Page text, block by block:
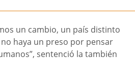
un cambio, un país distinto
haya un preso por pensar
sentenció la también